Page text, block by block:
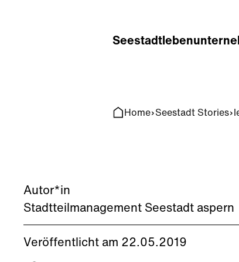
Seestadtleben
Home Seestadt Stories
Autor*in
Stadtteilmanagement Seestadt aspern
Veröffentlicht am 22.05.2019